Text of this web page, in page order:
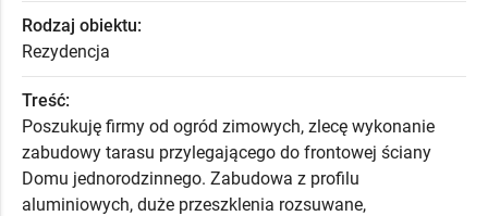
Rodzaj obiektu:
Rezydencja
Treść:
Poszukuję firmy od ogród zimowych, zlecę wykonanie
zabudowy tarasu przylegającego do frontowej ściany
Domu jednorodzinnego. Zabudowa z profilu
aluminiowych, duże przeszklenia rozsuwane,